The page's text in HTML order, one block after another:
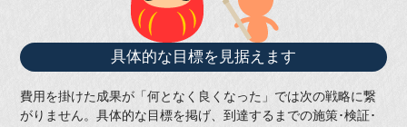
具体的な目標を見据えます
費用を掛けた成果が「何となく良くなった」では次の戦略に繋
がりません。具体的な目標を掲げ、到達するまでの施策･検証･